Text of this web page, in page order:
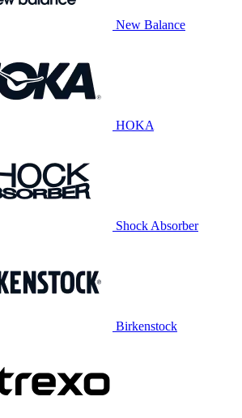
New Balance
HOKA
Shock Absorber
Birkenstock